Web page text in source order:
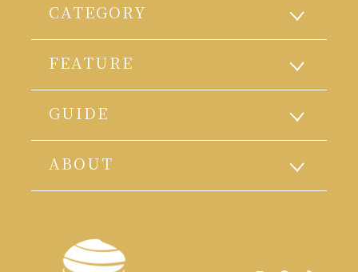
CATEGORY
FEATURE
GUIDE
ABOUT